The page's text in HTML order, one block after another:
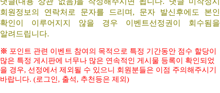
회원정보의 연락처로 문자를 드리며, 문자 발신후에도 본인
확인이 이루어지지 않을 경우 이벤트선정권이 회수됨을
알려드립니다.
※ 포인트 관련 이벤트 참여의 목적으로 특정 기간동안 점수 할당이
많은 특정 게시판에 너무나 많은 연속적인 게시물 등록이 확인되었
을 경우, 선정에서 제외될 수 있으니 회원분들은 이점 주의해주시기
바랍니다. (로그인, 출석, 추천등은 제외)